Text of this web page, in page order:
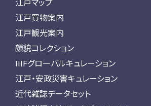
江戸マップ
江戸買物案内
江戸観光案内
顔貌コレクション
IIIFグローバルキュレーション
江戸・安政災害キュレーション
近代雑誌データセット